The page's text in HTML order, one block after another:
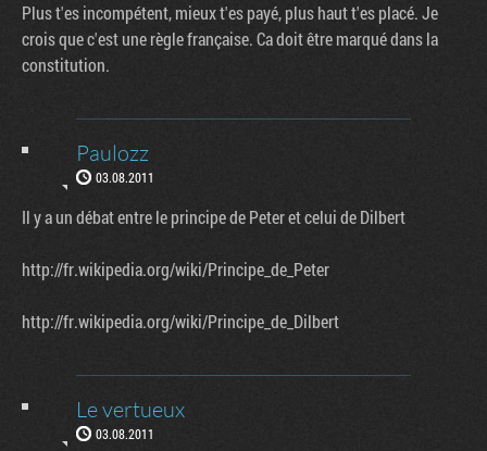
Plus t'es incompétent, mieux t'es payé, plus haut t'es placé. Je
crois que c'est une règle française. Ca doit être marqué dans la
constitution.
Paulozz
03.08.2011
Il y a un débat entre le principe de Peter et celui de Dilbert
http://fr.wikipedia.org/wiki/Principe_de_Peter
http://fr.wikipedia.org/wiki/Principe_de_Dilbert
Le vertueux
03.08.2011